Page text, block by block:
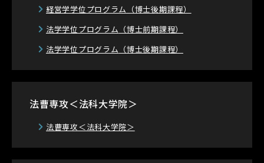
経営学学位プログラム （博士後期課程）
法学学位プログラム （博士前期課程）
法学学位プログラム （博士後期課程）
法曹専攻＜法科大学院＞
法曹専攻＜法科大学院＞